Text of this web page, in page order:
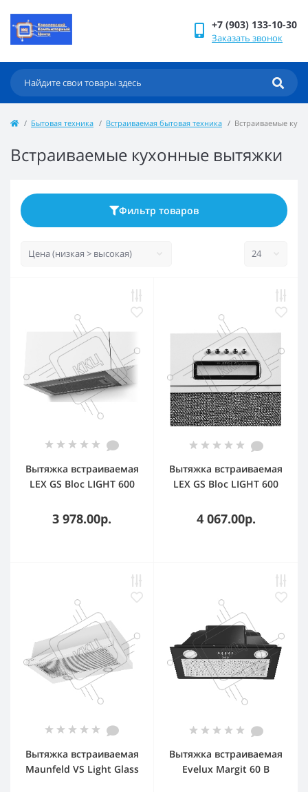
+7 (903) 133-10-30
Заказать звонок
Бытовая техника Встраиваемая бытовая техника Встраиваемые
Встраиваемые кухонные вытяжки
Фильтр товаров
Вытяжка встраиваемая
LEX GS Bloc LIGHT 600
см, 500 куб. м/ч, 44 дБ
3 978.00р.
Вытяжка встраиваемая
LEX GS Bloc LIGHT 600
кнопочное (1 мотор)
4 067.00р.
Вытяжка встраиваемая
Maunfeld VS Light Glass
Вытяжка встраиваемая
Evelux Margit 60 B